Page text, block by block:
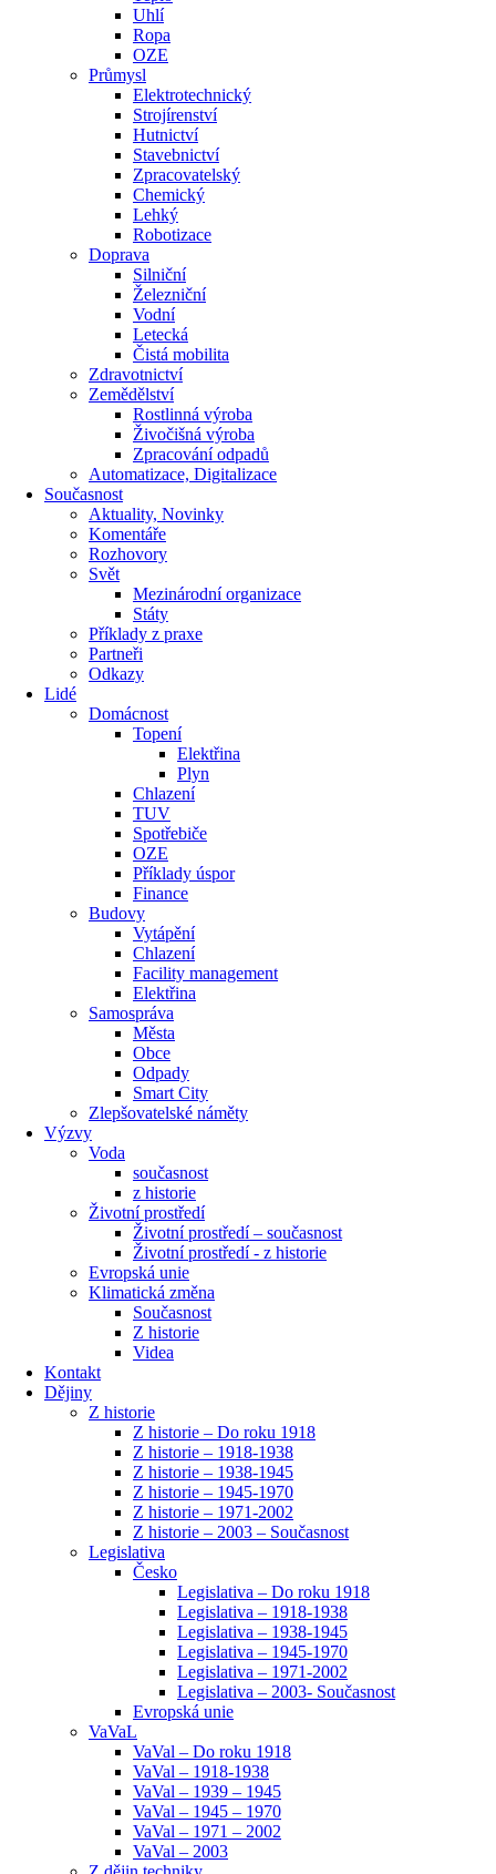
Uhlí
Ropa
OZE
Průmysl
Elektrotechnický
Strojírenství
Hutnictví
Stavebnictví
Zpracovatelský
Chemický
Lehký
Robotizace
Doprava
Silniční
Železniční
Vodní
Letecká
Čistá mobilita
Zdravotnictví
Zemědělství
Rostlinná výroba
Živočišná výroba
Zpracování odpadů
Automatizace, Digitalizace
Současnost
Aktuality, Novinky
Komentáře
Rozhovory
Svět
Mezinárodní organizace
Státy
Příklady z praxe
Partneři
Odkazy
Lidé
Domácnost
Topení
Elektřina
Plyn
Chlazení
TUV
Spotřebiče
OZE
Příklady úspor
Finance
Budovy
Vytápění
Chlazení
Facility management
Elektřina
Samospráva
Města
Obce
Odpady
Smart City
Zlepšovatelské náměty
Výzvy
Voda
současnost
z historie
Životní prostředí
Životní prostředí – současnost
Životní prostředí ​- z historie
Evropská unie
Klimatická změna
Současnost
Z historie
Videa
Kontakt
Dějiny
Z historie
Z historie – Do roku 1918
Z historie – 1918-1938
Z historie – 1938-1945
Z historie – 1945-1970
Z historie – 1971-2002
Z historie – 2003 – Současnost
Legislativa
Česko
Legislativa – Do roku 1918
Legislativa – 1918-1938
Legislativa – 1938-1945
Legislativa – 1945-1970
Legislativa – 1971-2002
Legislativa – 2003- Současnost
Evropská unie
VaVaL
VaVal – Do roku 1918
VaVal – 1918-1938
VaVal – 1939 – 1945
VaVal – 1945 – 1970
VaVal – 1971 – 2002
VaVal – 2003